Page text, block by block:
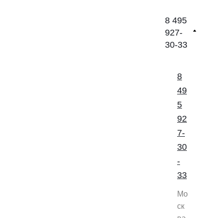
8 495
927-
30-33
8
49
5
92
7-
30
-
33
Мо
ск